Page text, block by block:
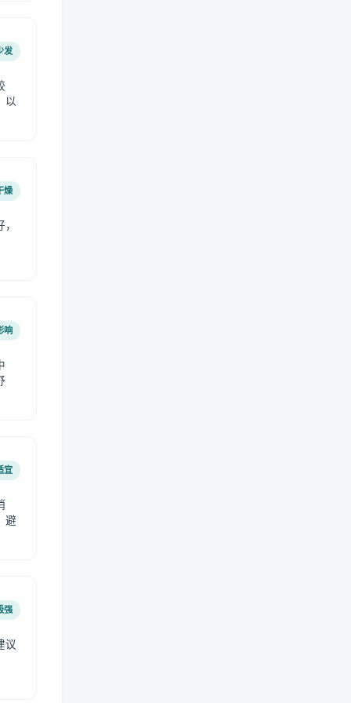
发
以
燥
响
宜
避
强
议